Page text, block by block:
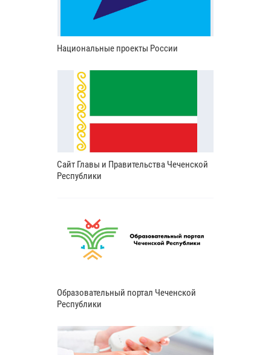
Национальные проекты России
Сайт Главы и Правительства Чеченской
Республики
Образовательный портал Чеченской
Республики